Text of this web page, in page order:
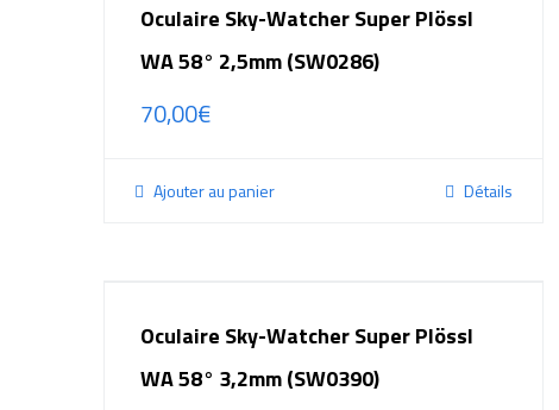
Oculaire Sky-Watcher Super Plössl
WA 58° 2,5mm (SW0286)
70,00€
Ajouter au panier Détails
Oculaire Sky-Watcher Super Plössl
WA 58° 3,2mm (SW0390)